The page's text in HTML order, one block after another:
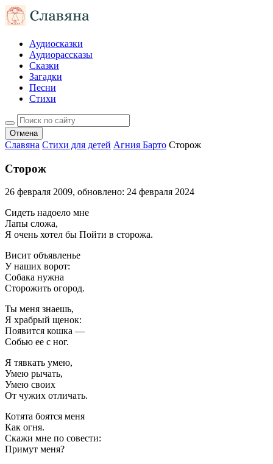
Аудиосказки
Аудиорассказы
Сказки
Загадки
Песни
Стихи
Отмена
Славяна Стихи для детей Агния Барто Сторож
Сторож
26 февраля 2009, обновлено: 24 февраля 2024
Сидеть надоело мне
Лапы сложа,
Я очень хотел бы Пойти в сторожа.
Висит объявленье
У наших ворот:
Собака нужна
Сторожить огород.
Ты меня знаешь,
Я храбрый щенок:
Появится кошка —
Собью ее с ног.
Я тявкать умею,
Умею рычать,
Умею своих
От чужих отличать.
Котята боятся меня
Как огня.
Скажи мне по совести:
Примут меня?